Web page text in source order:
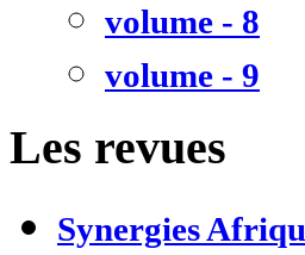
volume - 8
volume - 9
Les revues
Synergies